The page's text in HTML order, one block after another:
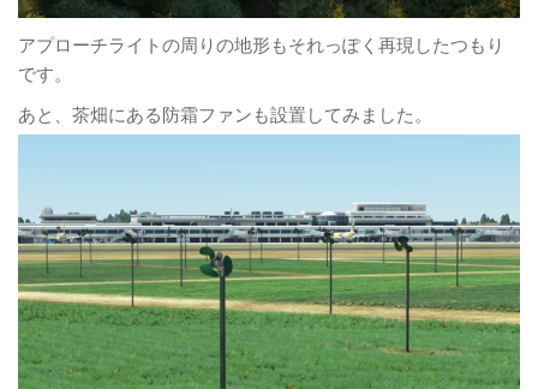
アプローチライトの周りの地形もそれっぽく再現したつもり
です。
あと、茶畑にある防霜ファンも設置してみました。